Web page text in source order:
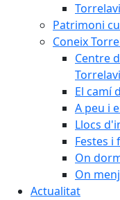
Patrimoni
Coneix
Centre
El camí
A peu i
Llocs
Festes i
On
On
Actualitat